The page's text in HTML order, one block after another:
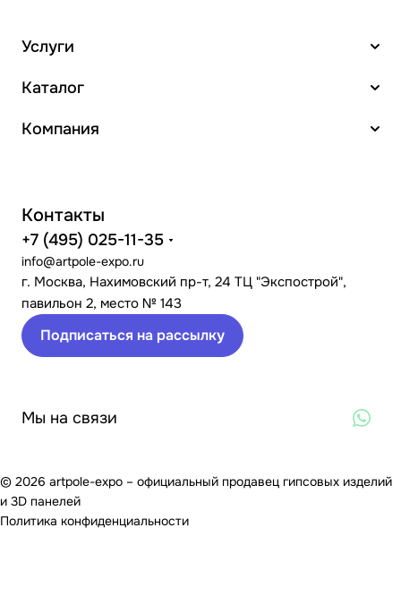
Услуги
Каталог
Компания
Контакты
+7 (495) 025-11-35
info@artpole-expo.ru
г. Москва, Нахимовский пр-т, 24 ТЦ "Экспострой",
павильон 2, место № 143
Подписаться на рассылку
Мы на связи
© 2026 artpole-expo – официальный продавец гипсовых изделий
и 3D панелей
Политика конфиденциальности